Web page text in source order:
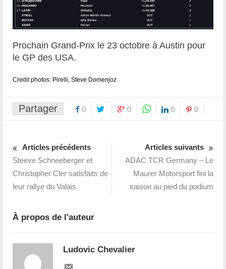
Prochain Grand-Prix le 23 octobre à Austin pour
le GP des USA.
Credit photos: Pirelli, Steve Domenjoz
Partager 0 0 0 0
Articles précédents
Steeve Schneeberger et
Christopher Cler satisfaits de
leur rallye du Valais
Articles suivants
ADAC TCR Germany – Le
Maurer Motorsport fini la
saison au pied du podium
À propos de l'auteur
Ludovic Chevalier